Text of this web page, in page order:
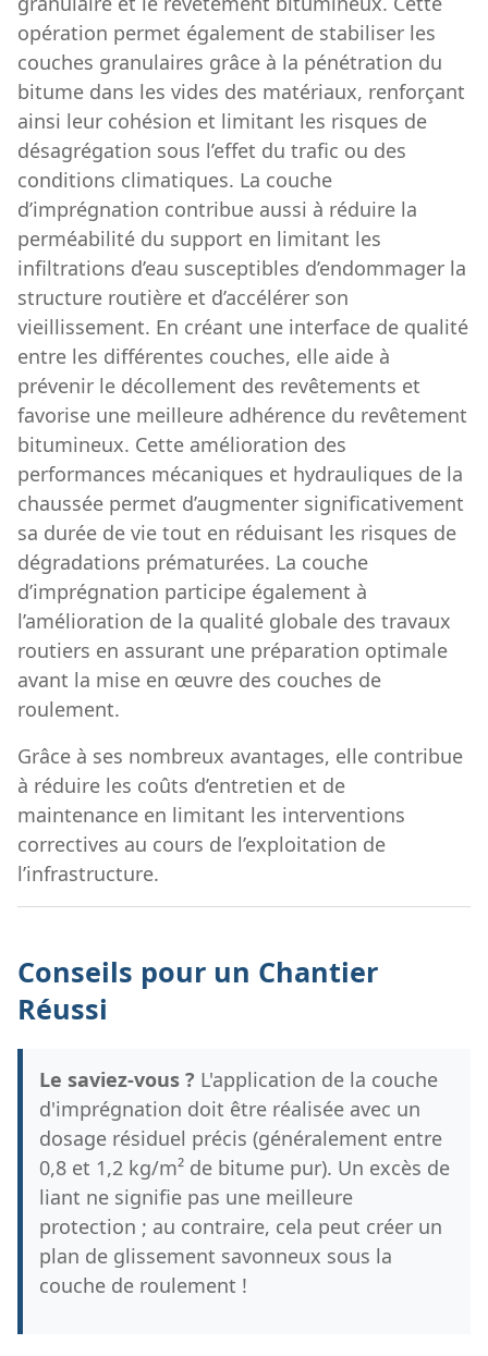
opération permet également de stabiliser les
couches granulaires grâce à la pénétration du
bitume dans les vides des matériaux, renforçant
ainsi leur cohésion et limitant les risques de
désagrégation sous l’effet du trafic ou des
conditions climatiques. La couche
d’imprégnation contribue aussi à réduire la
perméabilité du support en limitant les
infiltrations d’eau susceptibles d’endommager la
structure routière et d’accélérer son
vieillissement. En créant une interface de qualité
entre les différentes couches, elle aide à
prévenir le décollement des revêtements et
favorise une meilleure adhérence du revêtement
bitumineux. Cette amélioration des
performances mécaniques et hydrauliques de la
chaussée permet d’augmenter significativement
sa durée de vie tout en réduisant les risques de
dégradations prématurées. La couche
d’imprégnation participe également à
l’amélioration de la qualité globale des travaux
routiers en assurant une préparation optimale
avant la mise en œuvre des couches de
roulement.
Grâce à ses nombreux avantages, elle contribue
à réduire les coûts d’entretien et de
maintenance en limitant les interventions
correctives au cours de l’exploitation de
l’infrastructure.
Conseils pour un Chantier
Réussi
Le saviez-vous ? L'application de la couche
d'imprégnation doit être réalisée avec un
dosage résiduel précis (généralement entre
0,8 et 1,2 kg/m² de bitume pur). Un excès de
liant ne signifie pas une meilleure
protection ; au contraire, cela peut créer un
plan de glissement savonneux sous la
couche de roulement !